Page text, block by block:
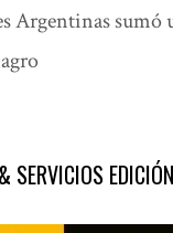
Argentinas sumó
SERVICIOS